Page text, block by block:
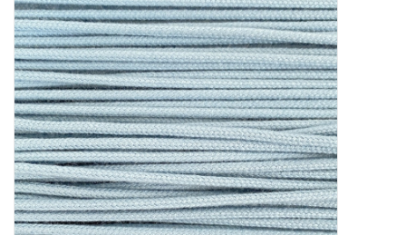
Workshops
Diy pakketten
Studio Olive inspireert....